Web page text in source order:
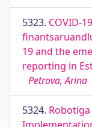
5323. COVID-
19 and the
reporting in
Petrova, Arina
5324.